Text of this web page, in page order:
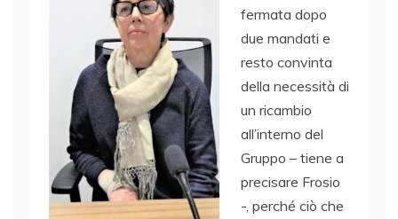
fermata dopo
due mandati e
resto convinta
della necessità di
un ricambio
all’interno del
Gruppo – tiene a
precisare Frosio
-, perché ciò che